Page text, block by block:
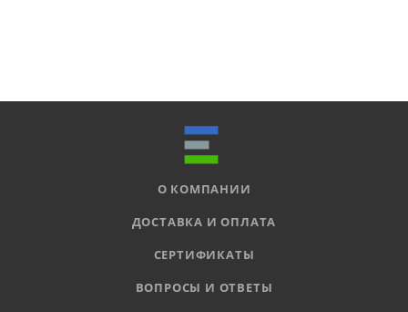
О КОМПАНИИ
ДОСТАВКА И ОПЛАТА
СЕРТИФИКАТЫ
ВОПРОСЫ И ОТВЕТЫ